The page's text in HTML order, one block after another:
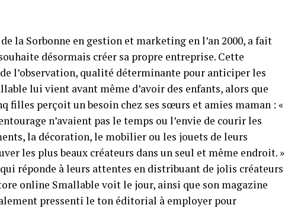
la Sorbonne en gestion et marketing en l’an 2000, a fait
désormais créer sa propre entreprise. Cette
de l’observation, qualité déterminante pour anticiper les
lui vient avant même d’avoir des enfants, alors que
filles perçoit un besoin chez ses sœurs et amies maman : «
n’avaient pas le temps ou l’envie de courir les
la décoration, le mobilier ou les jouets de leurs
les plus beaux créateurs dans un seul et même endroit. »
réponde à leurs attentes en distribuant de jolis créateurs
online Smallable voit le jour, ainsi que son magazine
pressenti le ton éditorial à employer pour